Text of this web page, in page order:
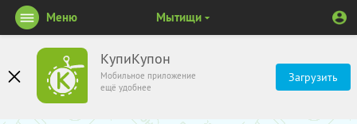
КупиКупон
Мобильное приложение
ещё удобнее
Загрузить
Меню Мытищи